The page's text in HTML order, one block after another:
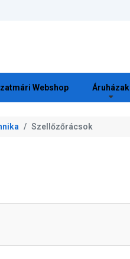
Webshop Áruházak
Szellőzőrácsok